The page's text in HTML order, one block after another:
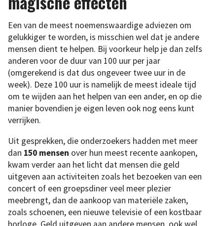
Een van de meest noemenswaardige adviezen om
gelukkiger te worden, is misschien wel dat je andere
mensen dient te helpen. Bij voorkeur help je dan zelfs
anderen voor de duur van 100 uur per jaar
(omgerekend is dat dus ongeveer twee uur in de
week). Deze 100 uur is namelijk de meest ideale tijd
om te wijden aan het helpen van een ander, en op die
manier bovendien je eigen leven ook nog eens kunt
verrijken.
Uit gesprekken, die onderzoekers hadden met meer
dan 150 mensen over hun meest recente aankopen,
kwam verder aan het licht dat mensen die geld
uitgeven aan activiteiten zoals het bezoeken van een
concert of een groepsdiner veel meer plezier
meebrengt, dan de aankoop van materiële zaken,
zoals schoenen, een nieuwe televisie of een kostbaar